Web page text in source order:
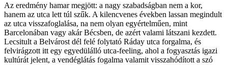
Az eredmény hamar megjött: a nagy szabadságban nem a kor,
hanem az utca lett túl szűk. A kilencvenes években lassan megindult
az utca visszafoglalása, na nem olyan egyértelműen, mint
Barcelonában vagy akár Bécsben, de azért valami látszani kezdett.
Lecsitult a Belvárost dél felé folytató Ráday utca forgalma, és
felvirágzott itt egy egyedülálló utca-feeling, ahol a fogyasztás igazi
kultúrát jelent, a vendéglátás fogalma valamit visszahódított a szó